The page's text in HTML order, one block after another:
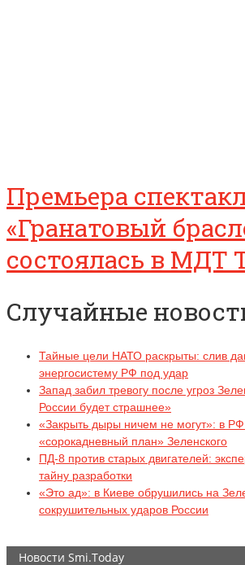
Премьера
«Гранатовый
состоялась в МДТ
Случайные
Тайные цели НАТО раскрыты: слив
энергосистему РФ под удар
Запад забил тревогу после угроз
России будет страшнее»
«Закрыть дыры ничем не могут»: в
«сорокадневный план» Зеленского
ПД-8 против старых двигателей:
тайну разработки
«Это ад»: в Киеве обрушились на
сокрушительных ударов России